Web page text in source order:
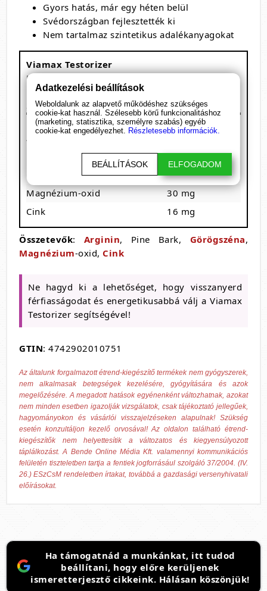
Gyors hatás, már egy héten belül
Svédországban fejlesztették ki
Nem tartalmaz szintetikus adalékanyagokat
Viamax Testorizer
Kiszerelés: 60 kapszula
1 adag: 2 kapszula
30 adagot tartalmaz
Megnevezés
/ 1 adag
Arginin
200 mg
50 mg
Magnézium-oxid
30 mg
Cink
16 mg
Összetevők: Arginin, Pine Bark, Görögszéna,
Magnézium-oxid, Cink
Ne hagyd ki a lehetőséget, hogy visszanyerd
férfiasságodat és energetikusabbá válj a Viamax
Testorizer segítségével!
GTIN: 4742902010751
Az általunk forgalmazott étrend-kiegészítő termékek nem gyógyszerek,
nem alkalmasak betegségek kezelésére, gyógyítására és azok
megelőzésére. A megadott hatások egyénenként változhatnak, azokat
nem minden esetben igazolják vizsgálatok, csak tájékoztató jellegűek,
hagyományokon és vásárlói visszajelzéseken alapulnak! Szükség
esetén konzultáljon kezelő orvosával! Az oldalon található étrend-
kiegészítők nem helyettesítik a változatos és kiegyensúlyozott
táplálkozást. A Bende Online Média Kft. valamennyi kommunikációs
felületén tiszteletben tartja a fentiek jogforrásául szolgáló 37/2004. (IV.
26.) ESzCsM rendeletben írtakat, továbbá a gazdasági versenyhivatali
előírásokat.
Ha támogatnád a munkánkat, itt tudod
beállítani, hogy előre kerüljenek
ismeretterjesztő cikkeink. Hálásan köszönjük!
Adatkezelési beállítások
Weboldalunk az alapvető működéshez szükséges
cookie-kat használ. Szélesebb körű funkcionalitáshoz
(marketing, statisztika, személyre szabás) egyéb
cookie-kat engedélyezhet. Részletesebb információk.
BEÁLLÍTÁSOK ELFOGADOM